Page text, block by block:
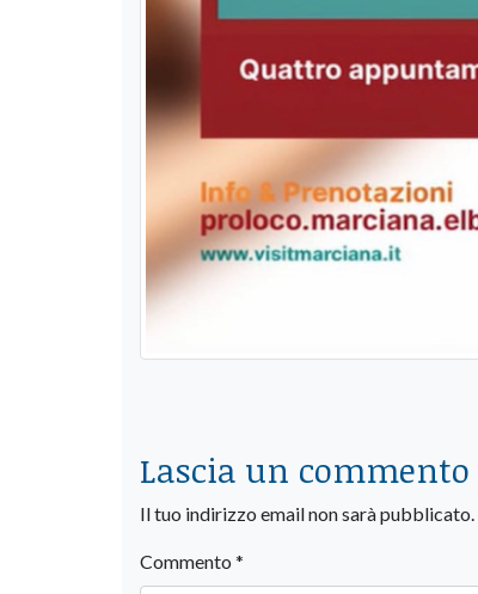
Lascia un commento
Il tuo indirizzo email non sarà pubblicato.
Commento *